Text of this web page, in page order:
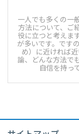
一人でも多くの一
方法について、ご
役に立つと考えま
が多いです。です
め）に近ければ
論、どんな方法で
自信を持っ